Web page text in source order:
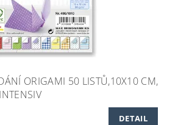
ORIGAMI 50 LISTŮ,10X10 CM,
DETAIL